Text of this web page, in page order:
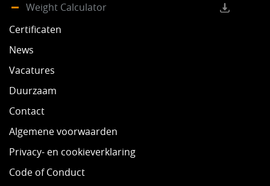
Weight Calculator
Certificaten
News
Vacatures
Duurzaam
Contact
Algemene voorwaarden
Privacy- en cookieverklaring
Code of Conduct